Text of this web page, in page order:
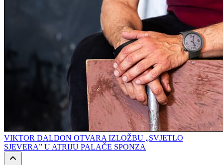
VIKTOR DALDON OTVARA IZLOŽBU „SVJETLO
SJEVERA” U ATRIJU PALAČE SPONZA